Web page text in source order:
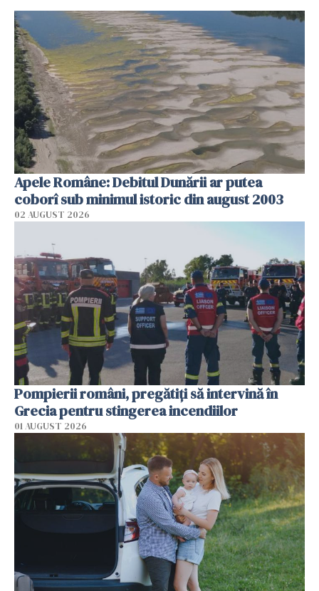
Apele Române: Debitul Dunării ar putea
coborî sub minimul istoric din august 2003
02 AUGUST 2026
Pompierii români, pregătiţi să intervină în
Grecia pentru stingerea incendiilor
01 AUGUST 2026